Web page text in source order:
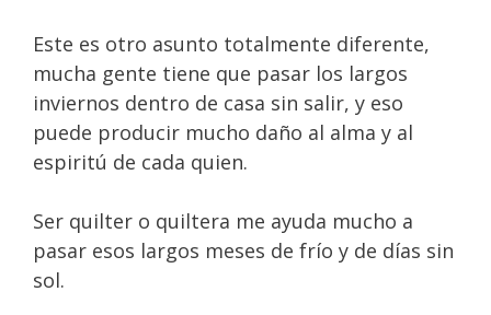
Este es otro asunto totalmente diferente,
mucha gente tiene que pasar los largos
inviernos dentro de casa sin salir, y eso
puede producir mucho daño al alma y al
espiritú de cada quien.
Ser quilter o quiltera me ayuda mucho a
pasar esos largos meses de frío y de días sin
sol.